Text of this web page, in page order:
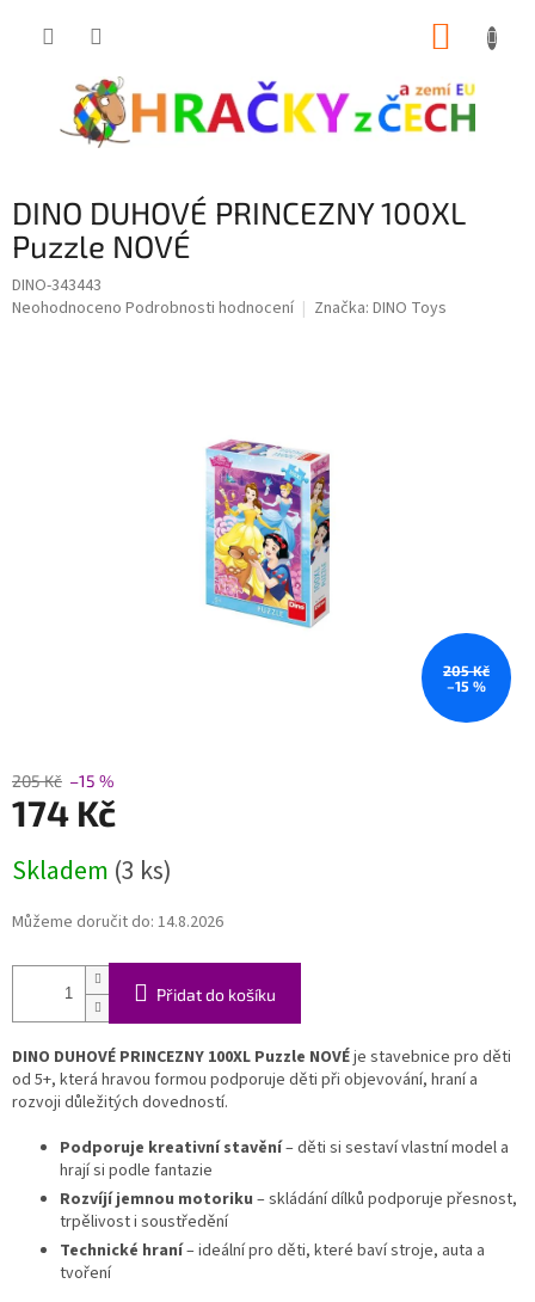
DINO DUHOVÉ PRINCEZNY 100XL
Puzzle NOVÉ
DINO-343443
Průměrné
Neohodnoceno Podrobnosti hodnocení Značka: DINO Toys
205 Kč
–15 %
205 Kč –15 %
174 Kč
cena:
Skladem (3 ks)
Můžeme doručit do: 14.8.2026
Přidat do košíku
DINO DUHOVÉ PRINCEZNY 100XL Puzzle NOVÉje stavebnice pro děti
od 5+, která hravou formou podporuje děti při objevování, hraní a
rozvoji důležitých dovedností.
Podporuje kreativní stavění– děti si sestaví vlastní model a
hrají si podle fantazie
Rozvíjí jemnou motoriku – skládání dílků podporuje přesnost,
trpělivost i soustředění
Technické hraní– ideální pro děti, které baví stroje, auta a
tvoření